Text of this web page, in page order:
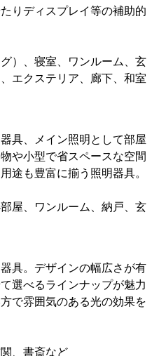
りディスプレイ等の補助的
）、寝室、ワンルーム、玄
エクステリア、廊下、和室
具、メイン照明として部屋
や小型で省スペースな空間
途も豊富に揃う照明器具。
屋、ワンルーム、納戸、玄
具。デザインの幅広さが有
選べるラインナップが魅力
で雰囲気のある光の効果を
、書斎など